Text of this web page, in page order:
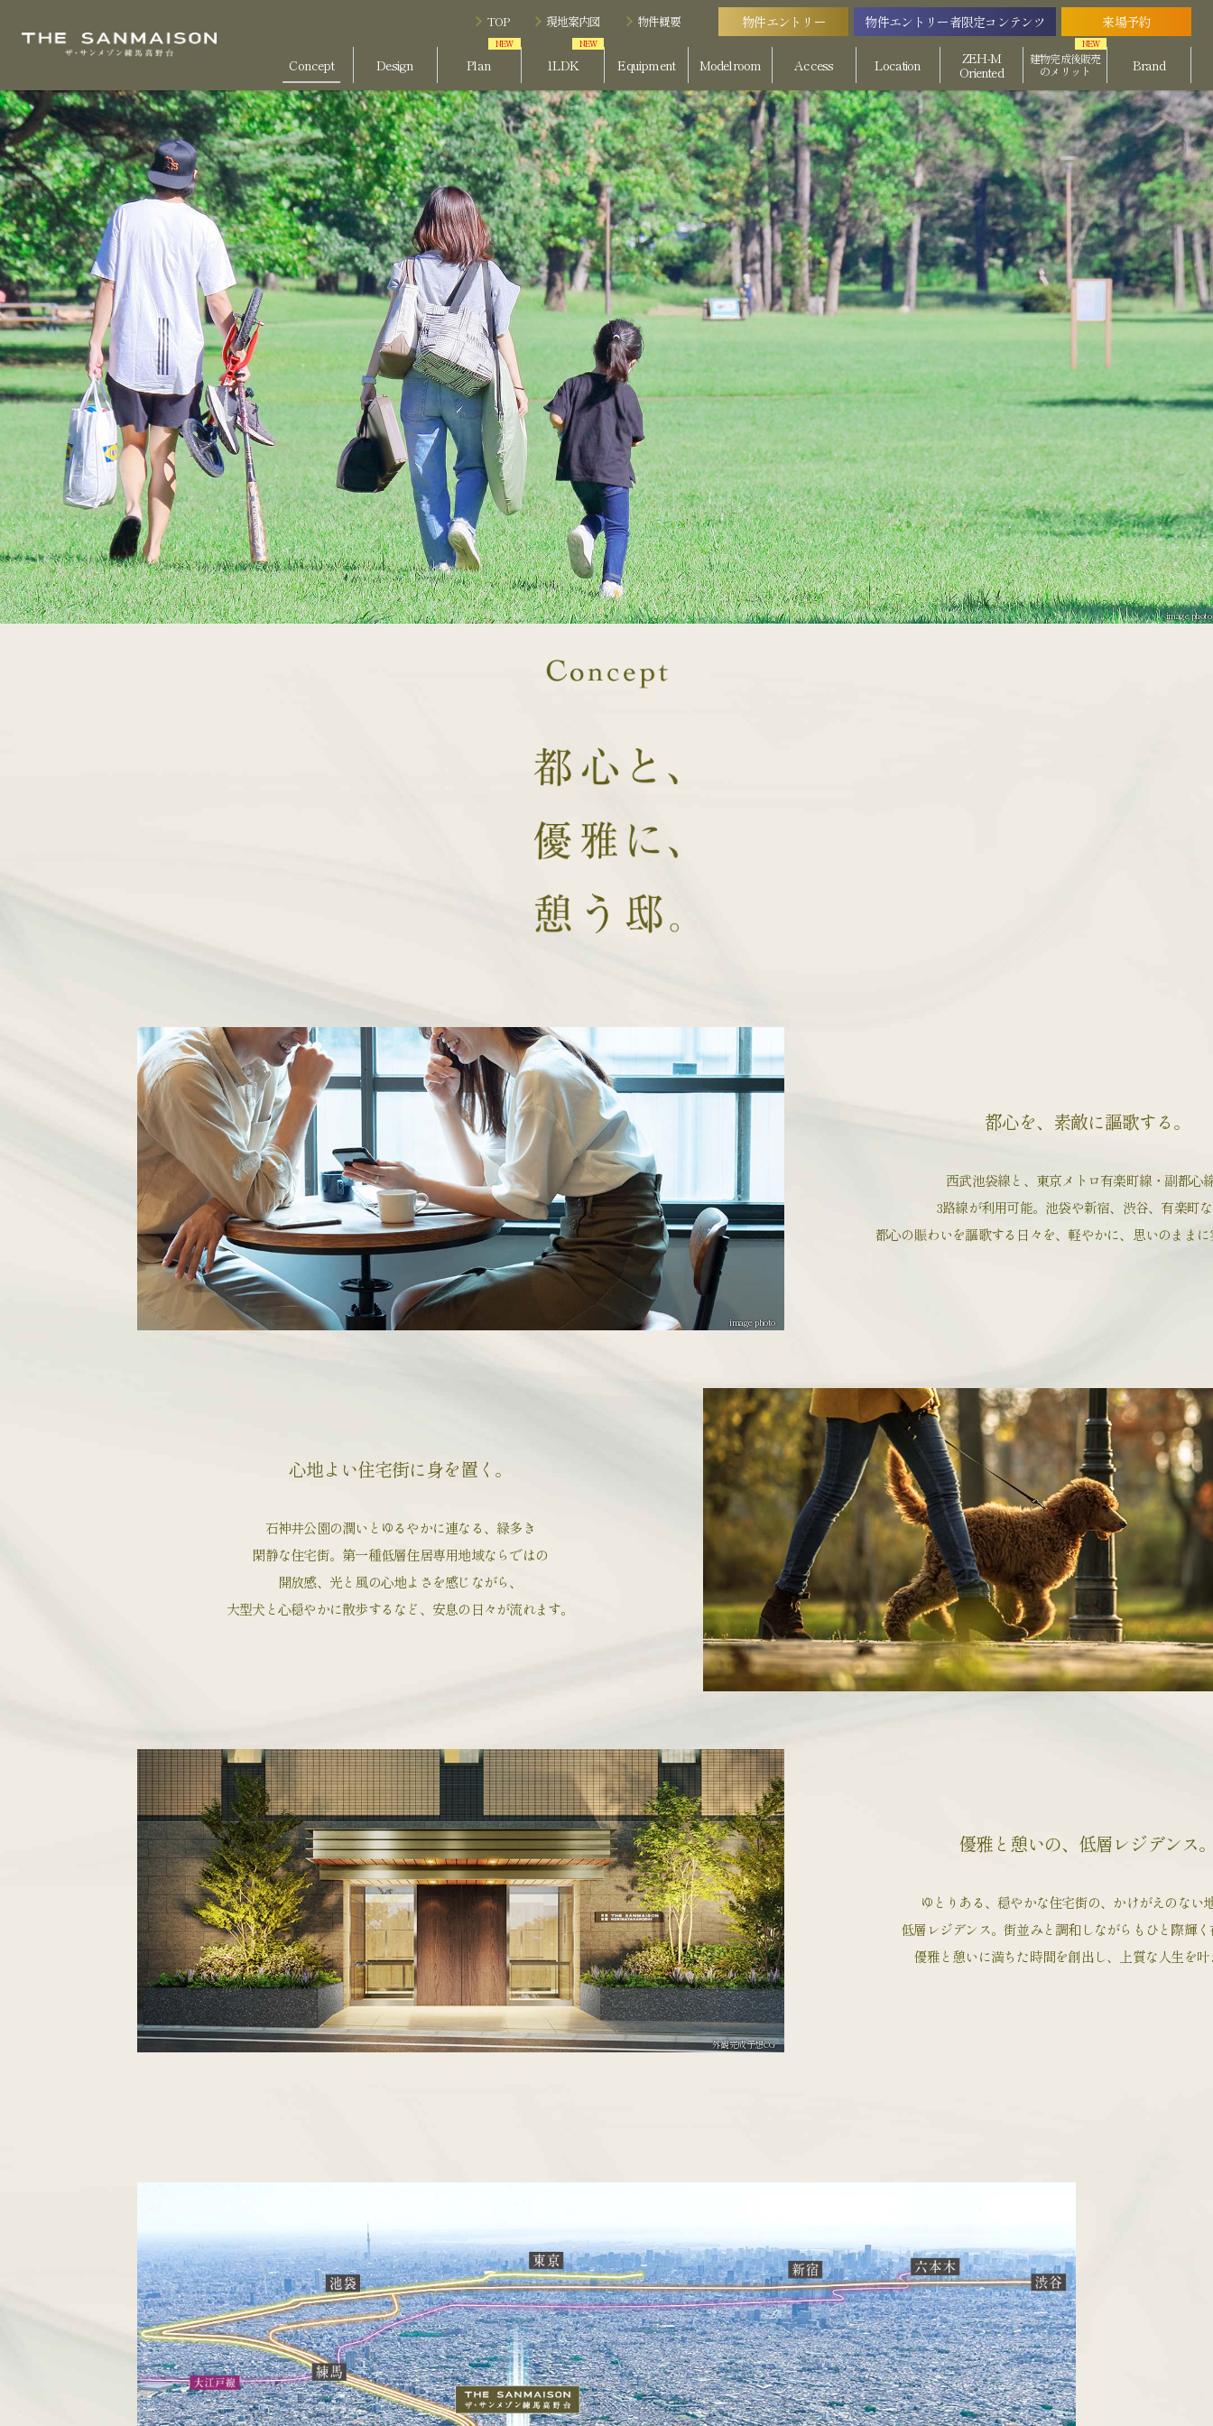
TOP 現地案内図 物件概要 物件エントリー 物件エントリー者限定コンテンツ 来場予約
Concept Design Plan 1LDK Equipment Modelroom Access Location
ZEH-M
Oriented
建物完成後販売
のメリット Brand
image photo
image photo
都心を、素敵に謳歌する。
西武池袋線と、 東京メトロ有楽町線・副都心
3路線が利用可能。 池袋や新宿、渋谷、有楽町
都心の賑わいを謳歌する日々を、 軽やかに、思いのまま
心地よい住宅街に身を置く。
石神井公園の潤いと ゆるやかに連なる、緑多き
閑静な住宅街。 第一種低層住居専用地域ならではの
開放感、光と風の心地よさを感じながら、
大型犬と心穏やかに散歩するなど、 安息の日々が流れます。
外観完成予想CG
優雅と憩いの、 低層レジデンス
ゆとりある、穏やかな住宅街の、 かけがえのない
低層レジデンス。街並みと調和しながらも ひと際輝
優雅と憩いに満ちた時間を創出し、 上質な人生を